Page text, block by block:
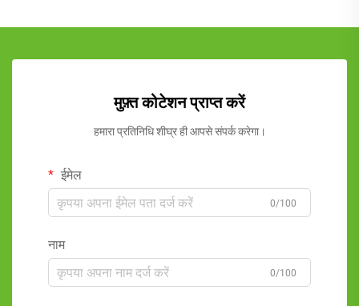
मुफ़्त कोटेशन प्राप्त करें
हमारा प्रतिनिधि शीघ्र ही आपसे संपर्क करेगा।
ईमेल
0/100
नाम
0/100